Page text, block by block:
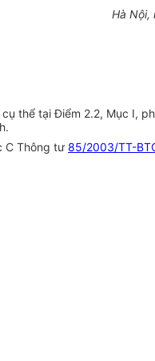
Hà Nội,
thể tại Điểm 2.2, Mục I,
C Thông tư 85/2003/TT-